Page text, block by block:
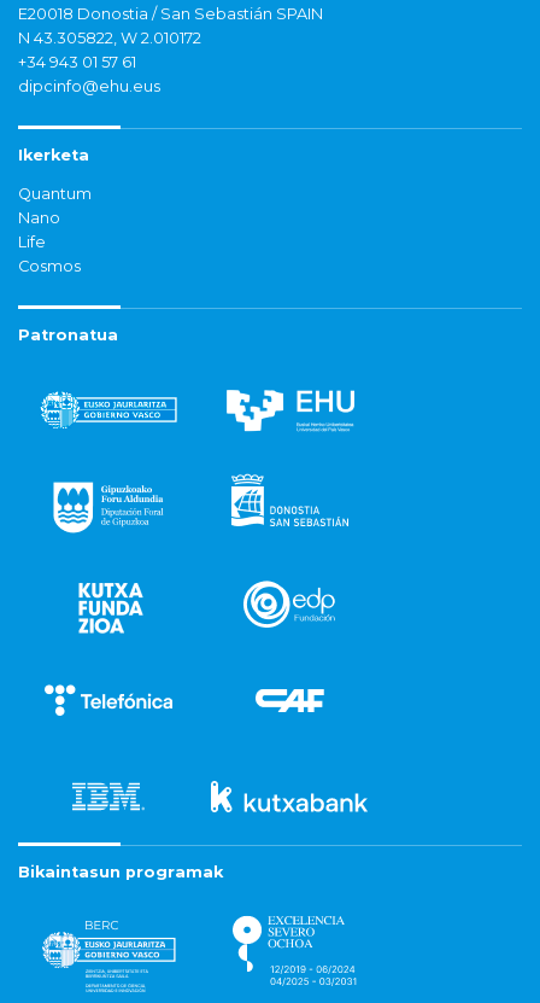
E20018 Donostia / San Sebastián SPAIN
N 43.305822, W 2.010172
+34 943 01 57 61
dipcinfo@ehu.eus
Ikerketa
Quantum
Nano
Life
Cosmos
Patronatua
Bikaintasun programak